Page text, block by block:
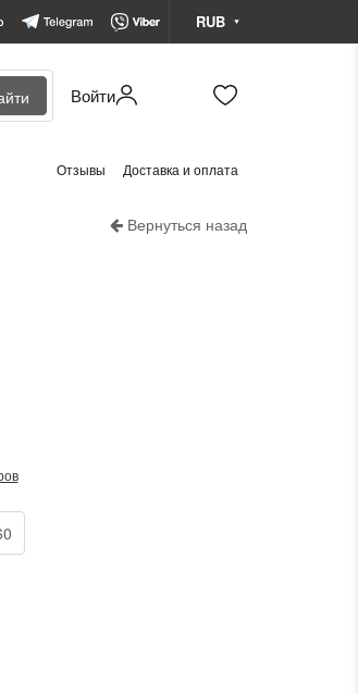
RUB
Казахстанский тенге
Российский рубль
Войти
Отзывы Доставка и оплата
Вернуться назад